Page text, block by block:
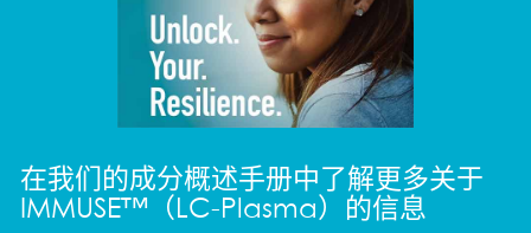
在我们的成分概述手册中了解更多关于
IMMUSE™（LC-Plasma）的信息